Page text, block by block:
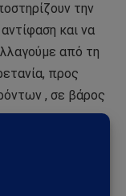
την
και να
από τη
προς
, σε βάρος